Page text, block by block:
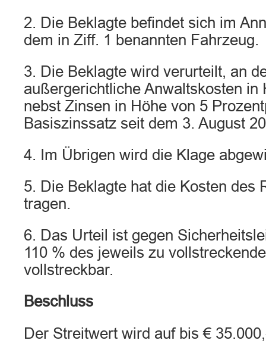
2. Die Beklagte befindet sich im
dem in Ziff. 1 benannten Fahrzeug.
3. Die Beklagte wird verurteilt, an
außergerichtliche Anwaltskosten in
nebst Zinsen in Höhe von 5
Basiszinssatz seit dem 3. August
4. Im Übrigen wird die Klage
5. Die Beklagte hat die Kosten des
tragen.
6. Das Urteil ist gegen
110 % des jeweils zu
vollstreckbar.
Beschluss
Der Streitwert wird auf bis €